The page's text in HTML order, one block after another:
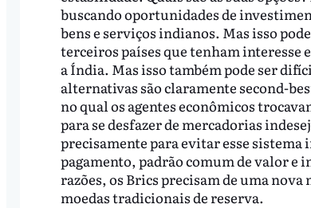
buscando oportunidades de
bens e serviços indianos. Mas isso
terceiros países que tenham interesse
a Índia. Mas isso também pode ser
alternativas são claramente second-
no qual os agentes econômicos
para se desfazer de mercadorias
precisamente para evitar esse
pagamento, padrão comum de valor e
razões, os Brics precisam de uma
moedas tradicionais de reserva.